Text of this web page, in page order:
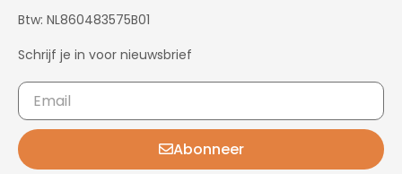
Btw: NL860483575B01
Schrijf je in voor nieuwsbrief
Abonneer